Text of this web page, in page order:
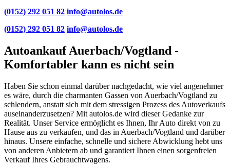
(0152) 292 051 82 info@autolos.de
(0152) 292 051 82 info@autolos.de
Autoankauf Auerbach/Vogtland -
Komfortabler kann es nicht sein
Haben Sie schon einmal darüber nachgedacht, wie viel angenehmer
es wäre, durch die charmanten Gassen von Auerbach/Vogtland zu
schlendern, anstatt sich mit dem stressigen Prozess des Autoverkaufs
auseinanderzusetzen? Mit autolos.de wird dieser Gedanke zur
Realität. Unser Service ermöglicht es Ihnen, Ihr Auto direkt von zu
Hause aus zu verkaufen, und das in Auerbach/Vogtland und darüber
hinaus. Unsere einfache, schnelle und sichere Abwicklung hebt uns
von anderen Anbietern ab und garantiert Ihnen einen sorgenfreien
Verkauf Ihres Gebrauchtwagens.